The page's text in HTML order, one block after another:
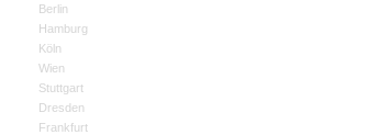
Berlin
Hamburg
Köln
Wien
Stuttgart
Dresden
Frankfurt